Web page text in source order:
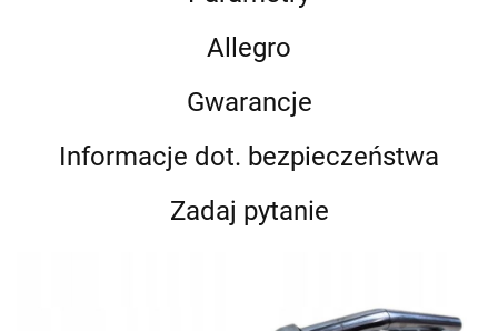
Allegro
Gwarancje
Informacje dot. bezpieczeństwa
Zadaj pytanie